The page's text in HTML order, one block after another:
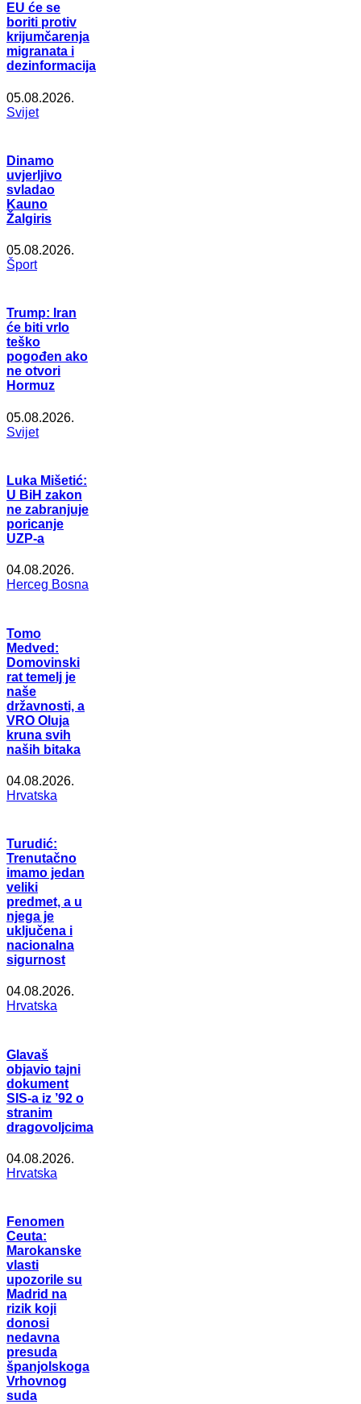
EU će se
boriti protiv
krijumčarenja
migranata i
dezinformacija
05.08.2026.
Svijet
Dinamo
uvjerljivo
svladao
Kauno
Žalgiris
05.08.2026.
Šport
Trump: Iran
će biti vrlo
teško
pogođen ako
ne otvori
Hormuz
05.08.2026.
Svijet
Luka Mišetić:
U BiH zakon
ne zabranjuje
poricanje
UZP-a
04.08.2026.
Herceg Bosna
Tomo
Medved:
Domovinski
rat temelj je
naše
državnosti, a
VRO Oluja
kruna svih
naših bitaka
04.08.2026.
Hrvatska
Turudić:
Trenutačno
imamo jedan
veliki
predmet, a u
njega je
uključena i
nacionalna
sigurnost
04.08.2026.
Hrvatska
Glavaš
objavio tajni
dokument
SIS-a iz ’92 o
stranim
dragovoljcima
04.08.2026.
Hrvatska
Fenomen
Ceuta:
Marokanske
vlasti
upozorile su
Madrid na
rizik koji
donosi
nedavna
presuda
španjolskoga
Vrhovnog
suda